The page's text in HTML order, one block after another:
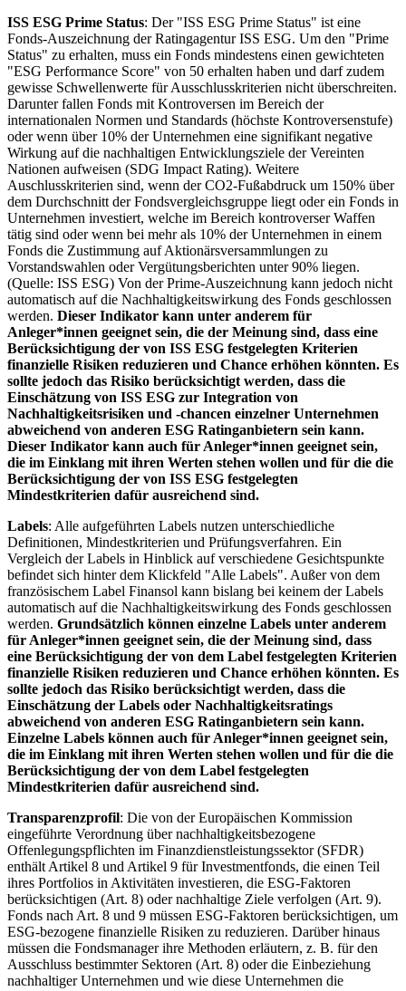
ISS ESG Prime Status: Der "ISS ESG Prime Status" ist eine
Fonds-Auszeichnung der Ratingagentur ISS ESG. Um den "Prime
Status" zu erhalten, muss ein Fonds mindestens einen gewichteten
"ESG Performance Score" von 50 erhalten haben und darf zudem
gewisse Schwellenwerte für Ausschlusskriterien nicht überschreiten.
Darunter fallen Fonds mit Kontroversen im Bereich der
internationalen Normen und Standards (höchste Kontroversenstufe)
oder wenn über 10% der Unternehmen eine signifikant negative
Wirkung auf die nachhaltigen Entwicklungsziele der Vereinten
Nationen aufweisen (SDG Impact Rating). Weitere
Auschlusskriterien sind, wenn der CO2-Fußabdruck um 150% über
dem Durchschnitt der Fondsvergleichsgruppe liegt oder ein Fonds in
Unternehmen investiert, welche im Bereich kontroverser Waffen
tätig sind oder wenn bei mehr als 10% der Unternehmen in einem
Fonds die Zustimmung auf Aktionärsversammlungen zu
Vorstandswahlen oder Vergütungsberichten unter 90% liegen.
(Quelle: ISS ESG) Von der Prime-Auszeichnung kann jedoch nicht
automatisch auf die Nachhaltigkeitswirkung des Fonds geschlossen
werden. Dieser Indikator kann unter anderem für
Anleger*innen geeignet sein, die der Meinung sind, dass eine
Berücksichtigung der von ISS ESG festgelegten Kriterien
finanzielle Risiken reduzieren und Chance erhöhen könnten. Es
sollte jedoch das Risiko berücksichtigt werden, dass die
Einschätzung von ISS ESG zur Integration von
Nachhaltigkeitsrisiken und -chancen einzelner Unternehmen
abweichend von anderen ESG Ratinganbietern sein kann.
Dieser Indikator kann auch für Anleger*innen geeignet sein,
die im Einklang mit ihren Werten stehen wollen und für die die
Berücksichtigung der von ISS ESG festgelegten
Mindestkriterien dafür ausreichend sind.
Labels: Alle aufgeführten Labels nutzen unterschiedliche
Definitionen, Mindestkriterien und Prüfungsverfahren. Ein
Vergleich der Labels in Hinblick auf verschiedene Gesichtspunkte
befindet sich hinter dem Klickfeld "Alle Labels". Außer von dem
französischem Label Finansol kann bislang bei keinem der Labels
automatisch auf die Nachhaltigkeitswirkung des Fonds geschlossen
werden. Grundsätzlich können einzelne Labels unter anderem
für Anleger*innen geeignet sein, die der Meinung sind, dass
eine Berücksichtigung der von dem Label festgelegten Kriterien
finanzielle Risiken reduzieren und Chance erhöhen könnten. Es
sollte jedoch das Risiko berücksichtigt werden, dass die
Einschätzung der Labels oder Nachhaltigkeitsratings
abweichend von anderen ESG Ratinganbietern sein kann.
Einzelne Labels können auch für Anleger*innen geeignet sein,
die im Einklang mit ihren Werten stehen wollen und für die die
Berücksichtigung der von dem Label festgelegten
Mindestkriterien dafür ausreichend sind.
Transparenzprofil: Die von der Europäischen Kommission
eingeführte Verordnung über nachhaltigkeitsbezogene
Offenlegungspflichten im Finanzdienstleistungssektor (SFDR)
enthält Artikel 8 und Artikel 9 für Investmentfonds, die einen Teil
ihres Portfolios in Aktivitäten investieren, die ESG-Faktoren
berücksichtigen (Art. 8) oder nachhaltige Ziele verfolgen (Art. 9).
Fonds nach Art. 8 und 9 müssen ESG-Faktoren berücksichtigen, um
ESG-bezogene finanzielle Risiken zu reduzieren. Darüber hinaus
müssen die Fondsmanager ihre Methoden erläutern, z. B. für den
Ausschluss bestimmter Sektoren (Art. 8) oder die Einbeziehung
nachhaltiger Unternehmen und wie diese Unternehmen die